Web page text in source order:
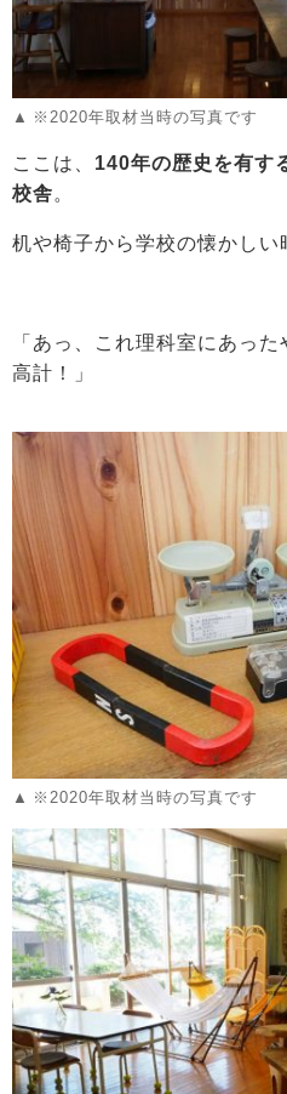
※2020年取材当時の写真です
ここは、 140年の歴史を有す
校舎。
机や椅子から学校の懐かしい
「あっ、これ理科室にあっ
高計！」
※2020年取材当時の写真です